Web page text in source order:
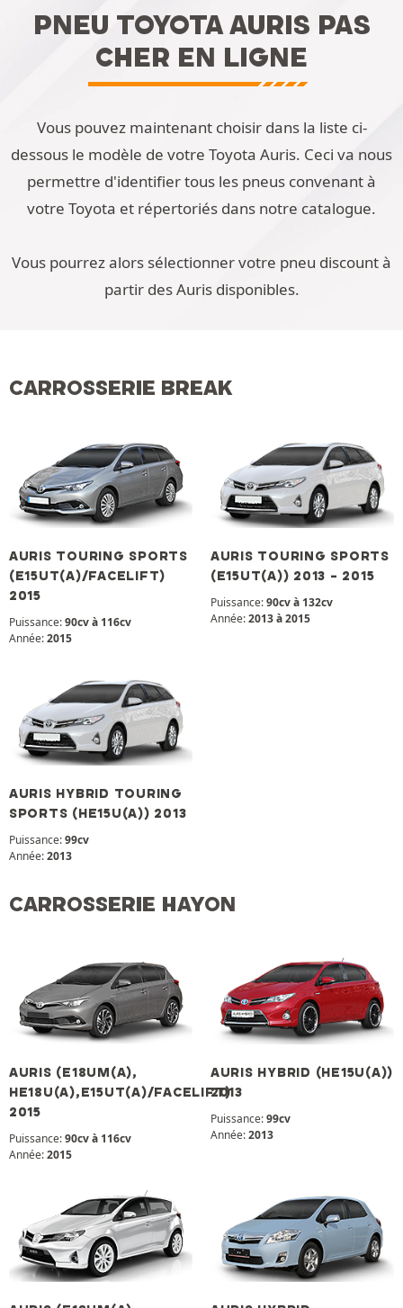
PNEU TOYOTA AURIS PAS
CHER EN LIGNE
Vous pouvez maintenant choisir dans la liste ci-
dessous le modèle de votre Toyota Auris. Ceci va nous
permettre d'identifier tous les pneus convenant à
votre Toyota et répertoriés dans notre catalogue.
Vous pourrez alors sélectionner votre pneu discount à
partir des Auris disponibles.
CARROSSERIE BREAK
AURIS TOURING SPORTS
(E15UT(A)/FACELIFT)
2015
Puissance:90cv à 116cv
Année:2015
AURIS TOURING SPORTS
(E15UT(A)) 2013 - 2015
Puissance:90cv à 132cv
Année:2013 à 2015
AURIS HYBRID TOURING
SPORTS (HE15U(A)) 2013
Puissance:99cv
Année:2013
CARROSSERIE HAYON
AURIS (E18UM(A),
HE18U(A),E15UT(A)/FACELIFT)
2015
Puissance:90cv à 116cv
Année:2015
AURIS HYBRID (HE15U(A))
2013
Puissance:99cv
Année:2013